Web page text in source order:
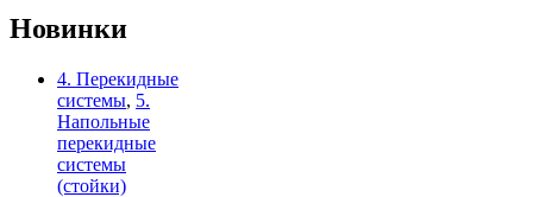
Новинки
4. Перекидные
системы, 5.
Напольные
перекидные
системы
(стойки)